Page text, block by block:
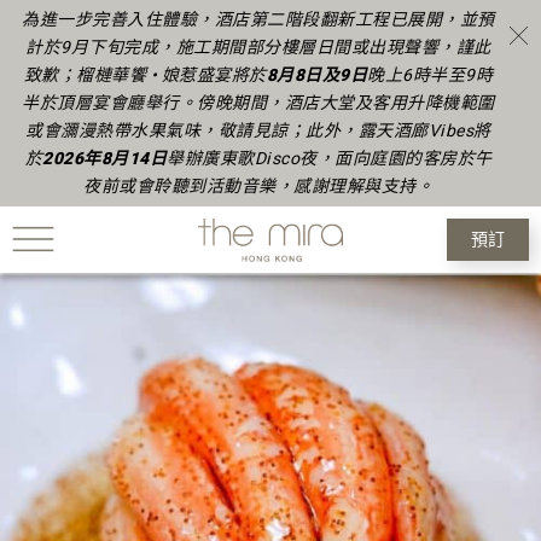
預訂
為進一步完善入住體驗，酒店第二階段翻新工程已展開，並預
計於9月下旬完成， 施工期間部分樓層日間或出現聲響，謹此
致歉；榴槤華饗 • 娘惹盛宴將於8月8日及9日晚上6時半至9時
半於頂層宴會廳舉行。傍晚期間，酒店大堂及客用升降機範圍
或會瀰漫熱帶水果氣味，敬請見諒；此外，露天酒廊Vibes將
於2026年8月14日舉辦廣東歌Disco夜，面向庭園的客房於午
夜前或會聆聽到活動音樂，感謝理解與支持。